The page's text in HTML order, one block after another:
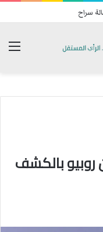
انتشارها الميداني
روبيو بالكشف